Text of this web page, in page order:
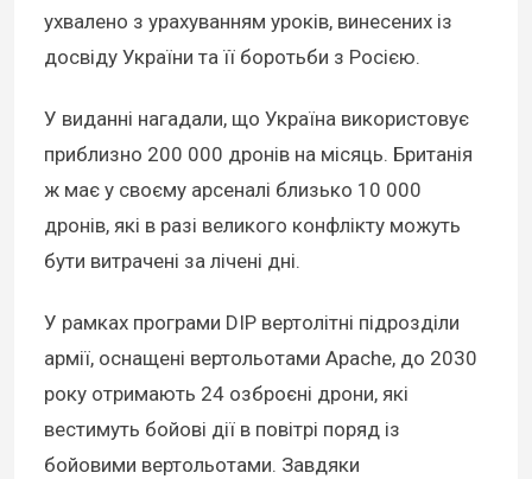
ухвалено з урахуванням уроків, винесених із
досвіду України та її боротьби з Росією.
У виданні нагадали, що Україна використовує
приблизно 200 000 дронів на місяць. Британія
ж має у своєму арсеналі близько 10 000
дронів, які в разі великого конфлікту можуть
бути витрачені за лічені дні.
У рамках програми DIP вертолітні підрозділи
армії, оснащені вертольотами Apache, до 2030
року отримають 24 озброєні дрони, які
вестимуть бойові дії в повітрі поряд із
бойовими вертольотами. Завдяки